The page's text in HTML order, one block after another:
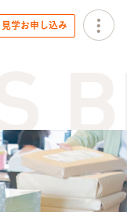
見学お申し込み